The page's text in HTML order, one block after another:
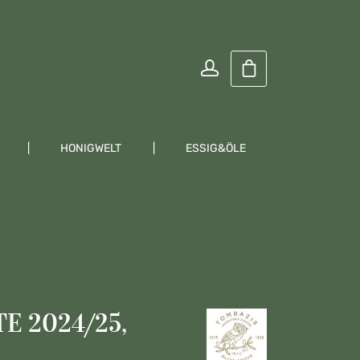
Warenkorb
HONIGWELT ESSIG&ÖLE
2024/25,